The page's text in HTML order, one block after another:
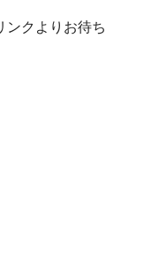
ンクよりお待ち